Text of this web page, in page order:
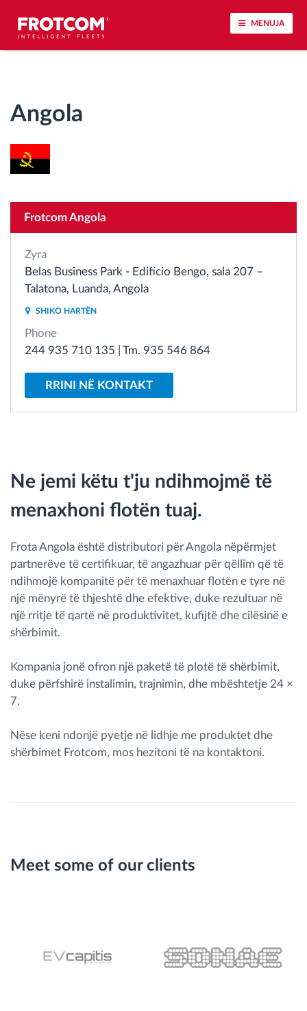
MENUJA
Monitorimi i kohës së ngasjes
Qasja e kontrollit
Planifikimi dhe monitorimi rrugor
Identifikim automatik i shoferëve
Si të zgjidhim çdo kërkëse të aktivitetit të flotës
Llogaritësi i Kursimeve
Angola
Frotcom Angola
Zyra
Belas Business Park - Edifício Bengo, sala 207 –
Talatona, Luanda, Angola
SHIKO HARTËN
Phone
244 935 710 135 | Tm. 935 546 864
RRINI NË KONTAKT
Ne jemi këtu t'ju ndihmojmë të
menaxhoni flotën tuaj.
Frota Angola është distributori për Angola nëpërmjet
partnerëve të certifikuar, të angazhuar për qëllim që të
ndihmojë kompanitë për të menaxhuar flotën e tyre në
një mënyrë të thjeshtë dhe efektive, duke rezultuar në
një rritje të qartë në produktivitet, kufijtë dhe cilësinë e
shërbimit.
Kompania jonë ofron një paketë të plotë të shërbimit,
duke përfshirë instalimin, trajnimin, dhe mbështetje 24 ×
7.
Nëse keni ndonjë pyetje në lidhje me produktet dhe
shërbimet Frotcom, mos hezitoni të na kontaktoni.
Meet some of our clients